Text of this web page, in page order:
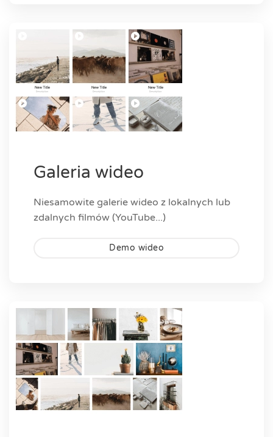
Galeria wideo
Niesamowite galerie wideo z lokalnych lub
zdalnych filmów (YouTube...)
Demo wideo